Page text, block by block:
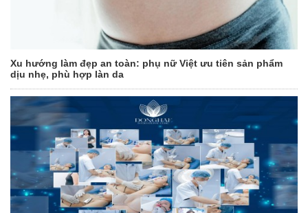
Xu hướng làm đẹp an toàn: phụ nữ Việt ưu tiên sản phẩm
dịu nhẹ, phù hợp làn da